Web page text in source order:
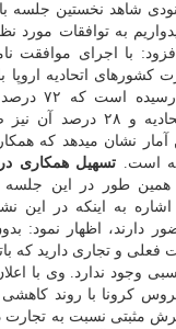
شاهد نخستین جلسه
به توافقات مورد
با اجرای موافقت
۴۱۷ میلیون
کشورهای عضو اتحادیه و
نشان میدهد که
است. تسهیل همکاری
همین طور در این جلسه
با اشاره به اینکه در
حضور دارند، اظهار نمود:
فعلی و تجاری دارید که
وجود ندارد. وی با
کرونا با روند
مثبتی نسبت به تجارت